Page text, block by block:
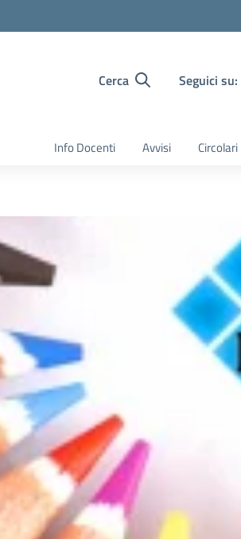
Cerca Seguici su:
Info Docenti Avvisi Circolari